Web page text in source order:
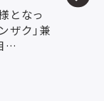
となっ
ザク」兼
法